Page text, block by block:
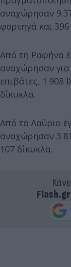
αναχώρησαν
φορτηγά και 396
Από τη Ραφήνα
αναχώρησαν
επιβάτες, 1.908
δίκυκλα.
Από το Λαύριο
αναχώρησαν
107 δίκυκλα.
Flash.gr